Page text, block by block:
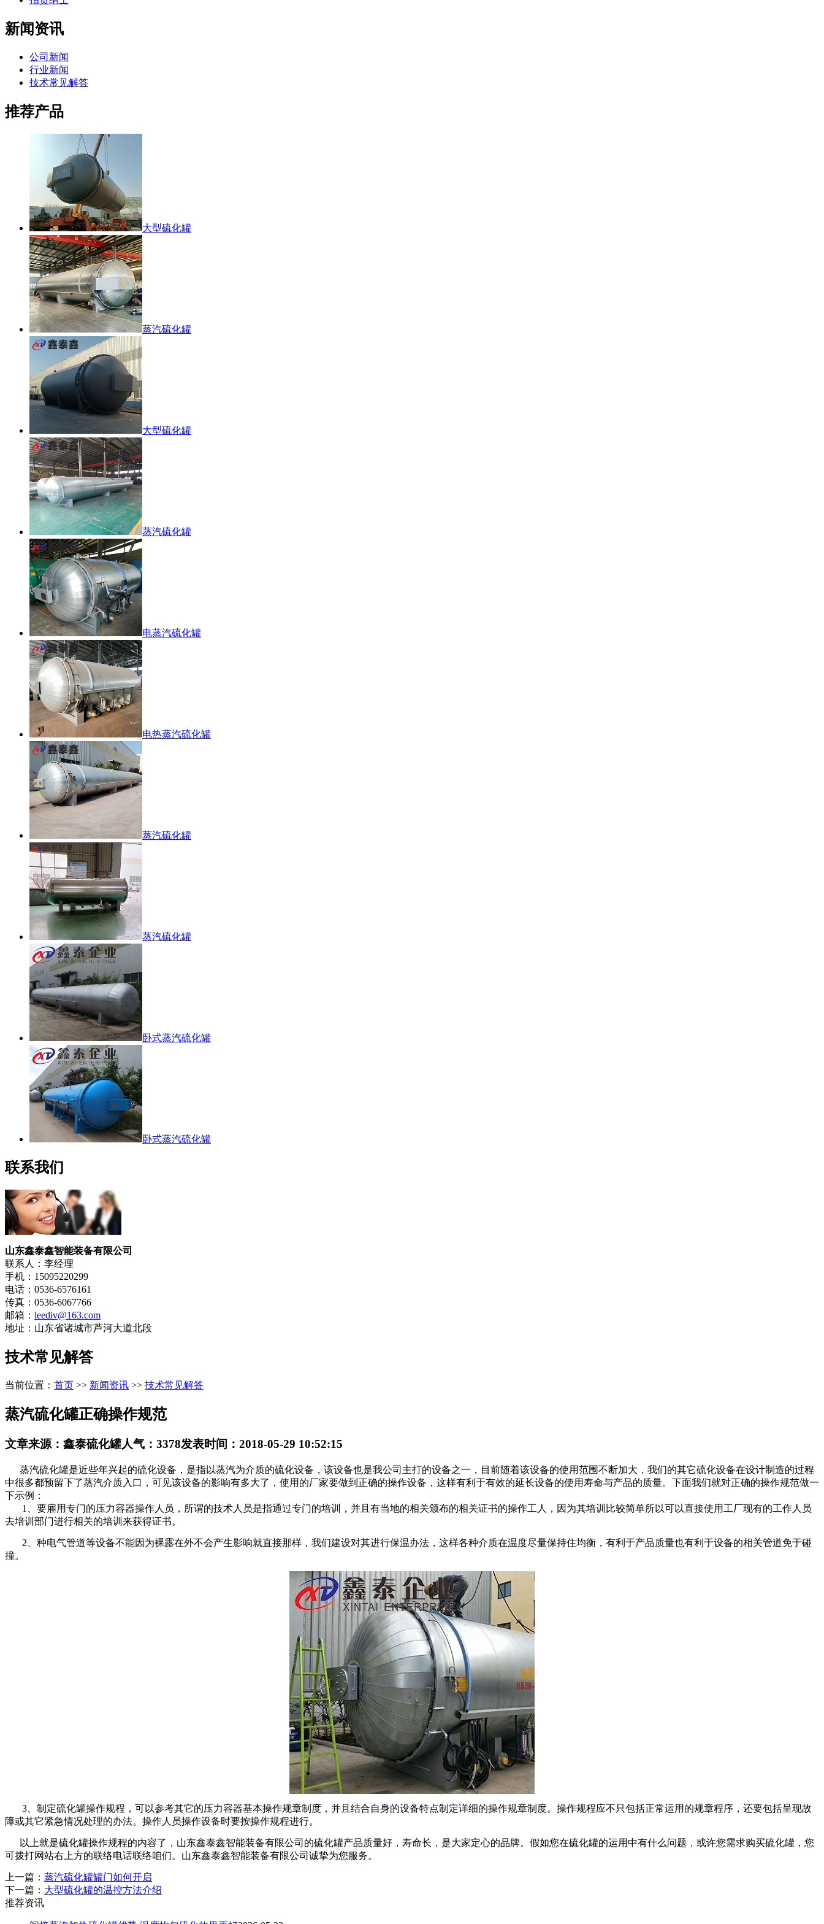
新闻资讯
公司新闻
行业新闻
技术常见解答
推荐产品
大型硫化罐
蒸汽硫化罐
大型硫化罐
蒸汽硫化罐
电蒸汽硫化罐
电热蒸汽硫化罐
蒸汽硫化罐
蒸汽硫化罐
卧式蒸汽硫化罐
卧式蒸汽硫化罐
联系我们
山东鑫泰鑫智能装备有限公司
联系人：李经理
手机：15095220299
电话：0536-6576161
传真：0536-6067766
邮箱： leediv@163.com
地址：山东省诸城市芦河大道北段
技术常见解答
当前位置： 首页 >> 新闻资讯 >> 技术常见解答
蒸汽硫化罐正确操作规范
文章来源：鑫泰硫化罐人气：3378发表时间：2018-05-29 10:52:15
蒸汽硫化罐是近些年兴起的硫化设备，是指以蒸汽为介质的硫化设备，该设备也是我公司主打的设备之一，目前随着该设备的使用范围不断加大，我们的其它硫化设备在设计制造的过程
中很多都预留下了蒸汽介质入口，可见该设备的影响有多大了，使用的厂家要做到正确的操作设备，这样有利于有效的延长设备的使用寿命与产品的质量。下面我们就对正确的操作规范做一
下示例：
1、要雇用专门的压力容器操作人员，所谓的技术人员是指通过专门的培训，并且有当地的相关颁布的相关证书的操作工人，因为其培训比较简单所以可以直接使用工厂现有的工作人员
去培训部门进行相关的培训来获得证书。
2、种电气管道等设备不能因为裸露在外不会产生影响就直接那样，我们建设对其进行保温办法，这样各种介质在温度尽量保持住均衡，有利于产品质量也有利于设备的相关管道免于碰
撞。
3、制定硫化罐操作规程，可以参考其它的压力容器基本操作规章制度，并且结合自身的设备特点制定详细的操作规章制度。操作规程应不只包括正常运用的规章程序，还要包括呈现故
障或其它紧急情况处理的办法。操作人员操作设备时要按操作规程进行。
以上就是硫化罐操作规程的内容了， 山东鑫泰鑫智能装备有限公司的硫化罐产品质量好，寿命长，是大家定心的品牌。 假如您在硫化罐的运用中有什么问题，或许您需求购买硫化罐，您
可拨打网站右上方的联络电话联络咱们。山东鑫泰鑫智能装备有限公司诚挚为您服务。
上一篇： 蒸汽硫化罐罐门如何开启
下一篇： 大型硫化罐的温控方法介绍
推荐资讯